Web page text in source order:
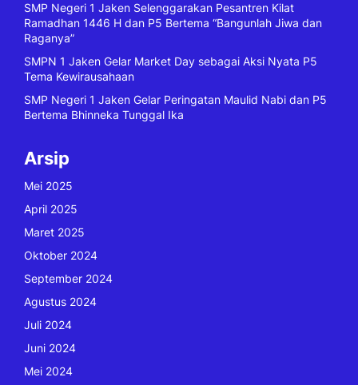
SMP Negeri 1 Jaken Selenggarakan Pesantren Kilat
Ramadhan 1446 H dan P5 Bertema “Bangunlah Jiwa dan
Raganya”
SMPN 1 Jaken Gelar Market Day sebagai Aksi Nyata P5
Tema Kewirausahaan
SMP Negeri 1 Jaken Gelar Peringatan Maulid Nabi dan P5
Bertema Bhinneka Tunggal Ika
Arsip
Mei 2025
April 2025
Maret 2025
Oktober 2024
September 2024
Agustus 2024
Juli 2024
Juni 2024
Mei 2024